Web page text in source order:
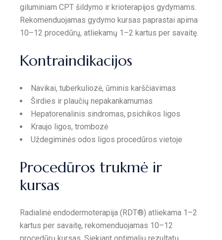
giluminiam CPT šildymo ir krioterapijos gydymams.
Rekomenduojamas gydymo kursas paprastai apima
10–12 procedūrų, atliekamų 1–2 kartus per savaitę.
Kontraindikacijos
Navikai, tuberkuliozė, ūminis karščiavimas
Širdies ir plaučių nepakankamumas
Hepatorenalinis sindromas, psichikos ligos
Kraujo ligos, trombozė
Uždegiminės odos ligos procedūros vietoje
Procedūros trukmė ir
kursas
Radialinė endodermoterapija (RDT®) atliekama 1–2
kartus per savaitę, rekomenduojamas 10–12